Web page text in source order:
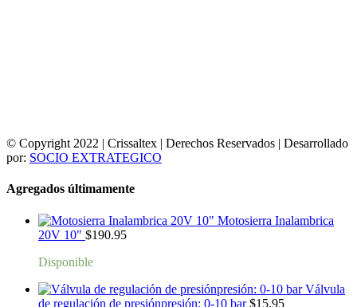
© Copyright 2022 | Crissaltex | Derechos Reservados | Desarrollado
por: SOCIO EXTRATEGICO
Agregados últimamente
Motosierra Inalambrica
20V 10" $190.95
Disponible
Válvula
de regulación de presiónpresión: 0-10 bar $15.95